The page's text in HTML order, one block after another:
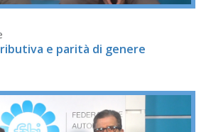
e parità di genere